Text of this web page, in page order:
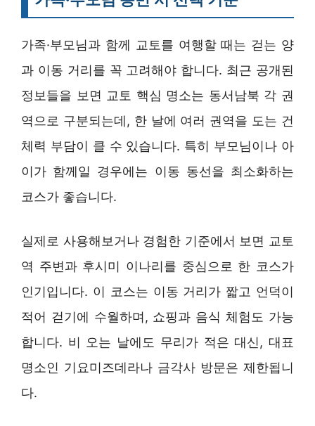
가족·부모님과 함께 교토를 여행할 때는 걷는 양
과 이동 거리를 꼭 고려해야 합니다. 최근 공개된
정보들을 보면 교토 핵심 명소는 동서남북 각 권
역으로 구분되는데, 한 날에 여러 권역을 도는 건
체력 부담이 클 수 있습니다. 특히 부모님이나 아
이가 함께일 경우에는 이동 동선을 최소화하는
코스가 좋습니다.
실제로 사용해보거나 경험한 기준에서 보면 교토
역 주변과 후시미 이나리를 중심으로 한 코스가
인기입니다. 이 코스는 이동 거리가 짧고 언덕이
적어 걷기에 수월하며, 쇼핑과 음식 체험도 가능
합니다. 비 오는 날에도 무리가 적은 대신, 대표
명소인 기요미즈데라나 금각사 방문은 제한됩니
다.